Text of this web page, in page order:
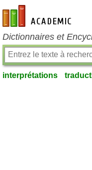
fr-academic.com
Dictionnaires et
interprétations